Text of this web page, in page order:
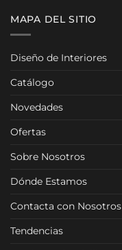
MAPA DEL SITIO
Diseño de Interiores
Catálogo
Novedades
Ofertas
Sobre Nosotros
Dónde Estamos
Contacta con Nosotros
Tendencias